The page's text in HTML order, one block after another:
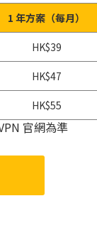
1 年方案（每月）
HK$39
HK$47
HK$55
官網為準